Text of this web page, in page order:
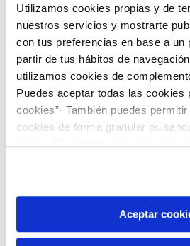
Utilizamos cookies propias y de
nuestros servicios y mostrarte
con tus preferencias en base a un
partir de tus hábitos de
utilizamos cookies de
Puedes aceptar todas las cookies
cookies”· También puedes
cookies de forma granular
pulsas “Rechazar cookies”,
son indispensables para que el
por tanto no se pueden
más información en nuestra
Aceptar
992817 BACswab C. albicans
AÑADIR AL CARRITO